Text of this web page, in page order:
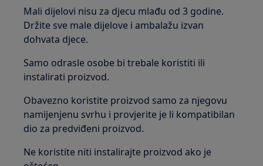
Mali dijelovi nisu za djecu mlađu od 3 godine.
Držite sve male dijelove i ambalažu izvan
dohvata djece.
Samo odrasle osobe bi trebale koristiti ili
instalirati proizvod.
Obavezno koristite proizvod samo za njegovu
namijenjenu svrhu i provjerite je li kompatibilan
dio za predviđeni proizvod.
Ne koristite niti instalirajte proizvod ako je